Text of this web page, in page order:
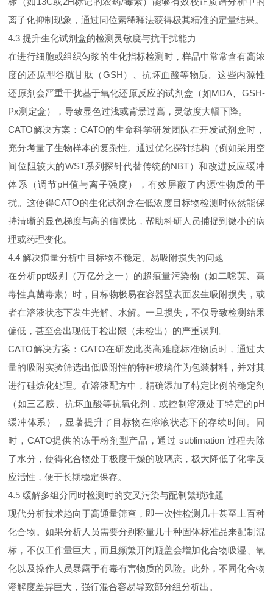
离子化抑制现象，通过同位素稀释法获得极其精准的定量结果。
4.3 提升生化试剂盒的检测灵敏度与抗干扰能力
在进行细胞或组织匀浆的生化指标检测时，样品中常常含有高浓
度的还原型谷胱甘肽（GSH）、抗坏血酸等物质。这些内源性
还原剂会严重干扰基于氧化还原反应的试剂盒（如MDA、GSH-
Px测定盒），导致显色过浅或背景过高，灵敏度大幅下降。
CATO解决方案：CATO的生命科学研发团队在开发试剂盒时，
充分考量了生物样本的复杂性。通过优化探针结构（例如采用空
间位阻较大的WST系列探针代替传统的NBT）和改进反应缓冲
体系（调节pH值与离子强度），有效屏蔽了内源性物质的干
扰。这使得CATO的生化试剂盒在低浓度目标物检测时依然能保
持清晰的显色梯度与高的信噪比，帮助科研人员捕捉到微小的病
理或药理变化。
4.4 解决痕量分析中目标物不稳定、易吸附损失的问题
在分析ppt级别（万亿分之一）的超痕量污染物（如二噁英、高
毒性真菌毒素）时，目标物极易在容器壁表面发生吸附损失，或
者在溶液状态下发生光解、水解。一旦损失，不仅导致检测结果
偏低，甚至会出现低于检出限（未检出）的严重误判。
CATO解决方案：CATO在研发此类高难度标准物质时，通过大
量的吸附实验筛选出低吸附性的特种玻璃作为包装材料，并对其
进行硅烷化处理。在溶液配方中，精确添加了特定比例的稳定剂
（如三乙胺、抗坏血酸等抗氧化剂，或控制溶液处于特定的pH
缓冲体系），显著提升了目标物在溶液状态下的存续时间。同
时，CATO提供的冻干粉剂型产品，通过 sublimation 过程去除
了水分，使得化合物处于极度干燥的玻璃态，极大降低了化学反
应活性，便于长期稳定保存。
4.5 缓解多组分同时检测时的交叉污染与配制繁琐难题
现代分析技术趋向于高通量筛查，即一次性检测几十甚至上百种
化合物。如果分析人员需要分别称量几十种固体标准品来配制混
标，不仅工作量巨大，而且频繁开闭瓶盖会增加化合物吸湿、氧
化以及操作人员暴露于有毒有害物质的风险。此外，不同化合物
溶解度差异巨大，强行混合容易导致部分组分析出。